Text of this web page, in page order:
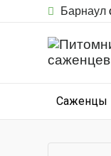
Барнаул
Саженцы